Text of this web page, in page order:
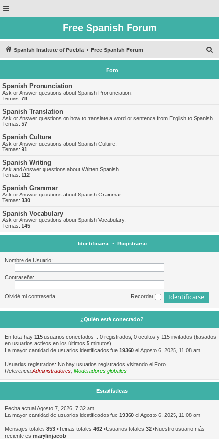
Free Spanish Forum
Spanish Institute of Puebla Free Spanish Forum
u
Foro
Spanish Pronunciation
Ask or Answer questions about Spanish Pronunciation.
Temas: 78
Spanish Translation
Ask or Answer questions on how to translate a word or sentence from English to Spanish.
Temas: 57
Spanish Culture
Ask or Answer questions about Spanish Culture.
Temas: 91
Spanish Writing
Ask and Answer questions about Written Spanish.
Temas: 112
Spanish Grammar
Ask or Answer questions about Spanish Grammar.
Temas: 330
Spanish Vocabulary
Ask or Answer questions about Spanish Vocabulary.
Temas: 145
Identificarse• Registrarse
Nombre de Usuario:
Contraseña:
Olvidé mi contraseña Recordar
¿Quién está conectado?
En total hay 115 usuarios conectados :: 0 registrados, 0 ocultos y 115 invitados (basados
en usuarios activos en los últimos 5 minutos)
La mayor cantidad de usuarios identificados fue 19360 el Agosto 6, 2025, 11:08 am
Usuarios registrados: No hay usuarios registrados visitando el Foro
Referencia:Administradores Moderadores globales
Estadísticas
Fecha actual Agosto 7, 2026, 7:32 am
La mayor cantidad de usuarios identificados fue 19360 el Agosto 6, 2025, 11:08 am
Mensajes totales 853 •Temas totales 462 •Usuarios totales 32 •Nuestro usuario más
reciente es marylinjacob